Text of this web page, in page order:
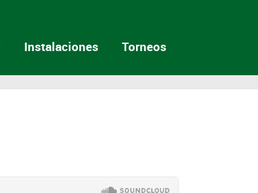
Instalaciones Torneos